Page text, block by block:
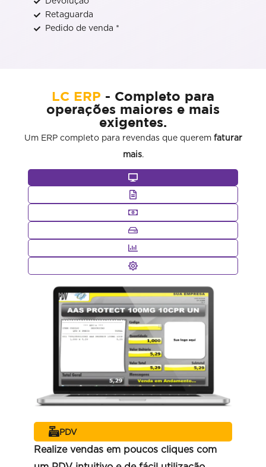
Retaguarda
Pedido de venda *
LC ERP - Completo para
operações maiores e mais
exigentes.
Um ERP completo para revendas que querem faturar
mais.
PDV
Realize vendas em poucos cliques com